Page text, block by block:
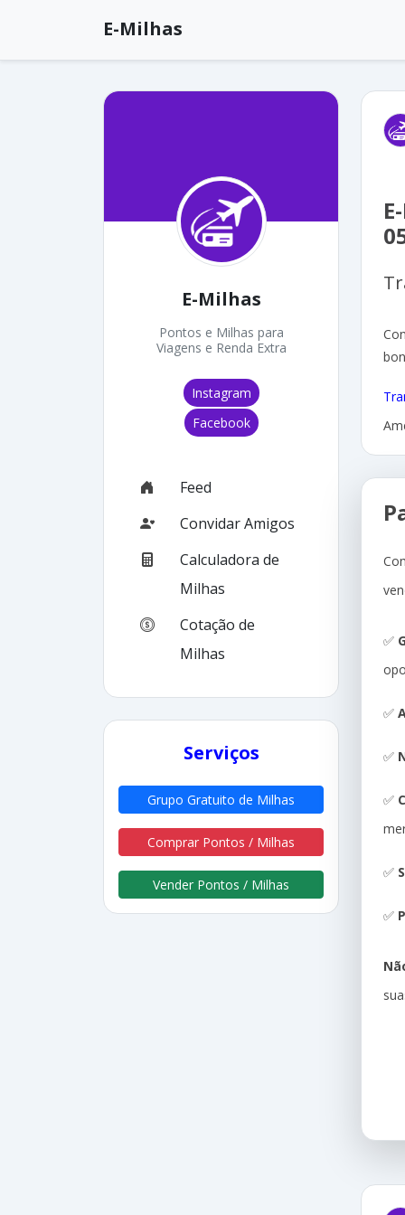
E-Milhas
E-Milhas
Pontos e Milhas para
Viagens e Renda Extra
Instagram
Facebook
Feed
Convidar Amigos
Calculadora de
Milhas
Cotação de
Milhas
Serviços
Grupo Gratuito de Milhas
Comprar Pontos / Milhas
Vender Pontos / Milhas
✅
✅
✅
✅
✅
✅